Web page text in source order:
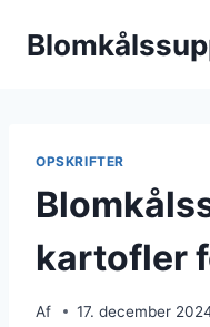
OPSKRIFTER
kartofler
Af 17. december